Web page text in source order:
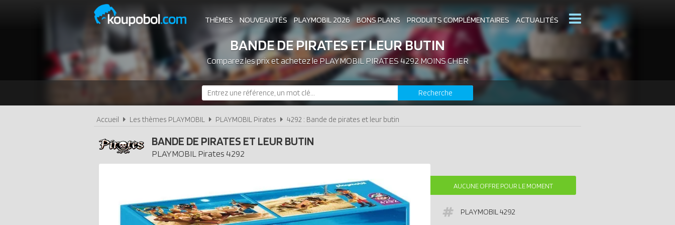
THÈMES NOUVEAUTÉS PLAYMOBIL 2026 BONS PLANS PRODUITS COMPLÉMENTAIRES ACTUALITÉS
ASSOCIATIONS DE FANS EXPOSITIONS PLAYMOBIL CATALOGUES PLAYMOBIL
LES PLAYMOBIL LES PLUS CHERS DERNIERS PLAYMOBIL AJOUTÉS
BANDE DE PIRATES ET LEUR BUTIN
Comparez les prix et achetez lePLAYMOBIL PIRATES 4292 MOINS CHER
Recherche
Accueil Les thèmes PLAYMOBIL PLAYMOBIL Pirates 4292 : Bande de pirates et leur butin
BANDE DE PIRATES ET LEUR BUTIN
PLAYMOBIL Pirates 4292
AUCUNE OFFRE POUR LE MOMENT
PLAYMOBIL4292